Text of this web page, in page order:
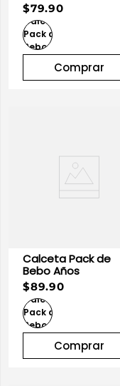
$79.90
Comprar
Calceta Pack de
Bebo Años
$89.90
Comprar